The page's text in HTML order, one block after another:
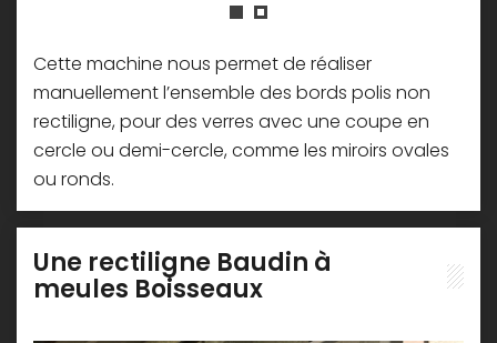
Cette machine nous permet de réaliser
manuellement l’ensemble des bords polis non
rectiligne, pour des verres avec une coupe en
cercle ou demi-cercle, comme les miroirs ovales
ou ronds.
Une rectiligne Baudin à
meules Boisseaux